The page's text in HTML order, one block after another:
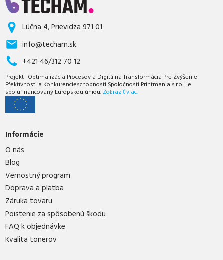
Lúčna 4, Prievidza 971 01
info@techam.sk
+421 46/312 70 12
Projekt "Optimalizácia Procesov a Digitálna Transformácia Pre Zvýšenie
Efektívnosti a Konkurencieschopnosti Spoločnosti Printmania s.r.o" je
spolufinancovaný Európskou úniou. Zobraziť viac.
Informácie
O nás
Blog
Vernostný program
Doprava a platba
Záruka tovaru
Poistenie za spôsobenú škodu
FAQ k objednávke
Kvalita tonerov